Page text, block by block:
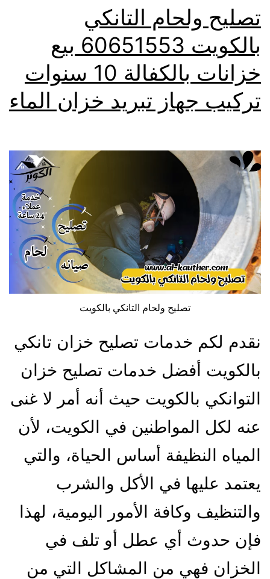
تصليح ولحام التانكي
بالكويت 60651553 بيع
خزانات بالكفالة 10 سنوات
تركيب جهاز تبريد خزان الماء
تصليح ولحام التانكي بالكويت
نقدم لكم خدمات تصليح خزان تانكي
بالكويت أفضل خدمات تصليح خزان
التوانكي بالكويت حيث أنه أمر لا غنى
عنه لكل المواطنين في الكويت، لأن
المياه النظيفة أساس الحياة، والتي
يعتمد عليها في الأكل والشرب
والتنظيف وكافة الأمور اليومية، لهذا
فإن حدوث أي عطل أو تلف في
الخزان فهي من المشاكل التي من